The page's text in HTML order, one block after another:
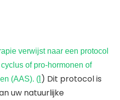
verwijst naar een protocol
of pro-hormonen of
(AAS). (1) Dit protocol is
uw natuurlijke